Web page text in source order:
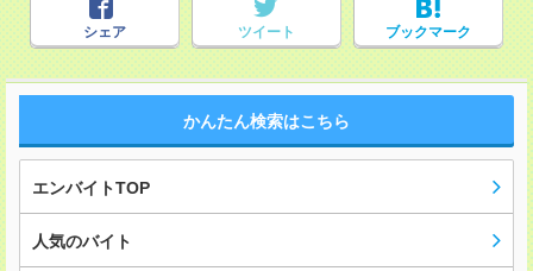
シェア ツイート ブックマーク
かんたん検索はこちら
エンバイトTOP
人気のバイト